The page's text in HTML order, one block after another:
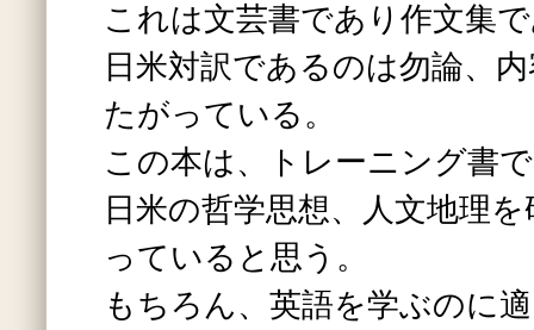
これは文芸書であり作文集
日米対訳であるのは勿論、
たがっている。
この本は、トレーニング書
日米の哲学思想、人文地理
っていると思う。
もちろん、英語を学ぶのに